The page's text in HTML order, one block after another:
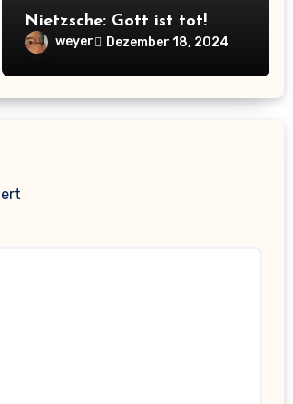
Nietzsche: Gott ist tot!
weyer Dezember 18, 2024